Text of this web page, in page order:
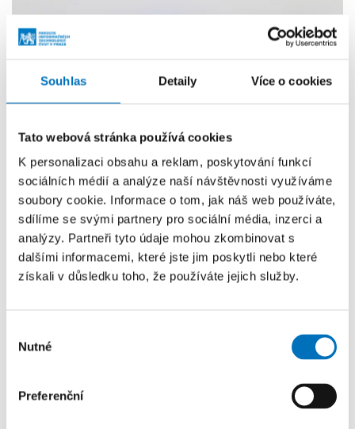
Souhlas Detaily Více o cookies
Tato webová stránka používá cookies
K personalizaci obsahu a reklam, poskytování funkcí
sociálních médií a analýze naší návštěvnosti využíváme
soubory cookie. Informace o tom, jak náš web používáte,
sdílíme se svými partnery pro sociální média, inzerci a
analýzy. Partneři tyto údaje mohou zkombinovat s
dalšími informacemi, které jste jim poskytli nebo které
získali v důsledku toho, že používáte jejich služby.
souhlasu
Nutné
Preferenční
ePuck2
Švýcarsku. Jedná se vlastně o počítač na
kolečkách napěchovaný různými senzory včetně
kamery. Tento robot je vhodný pro testování tvorby